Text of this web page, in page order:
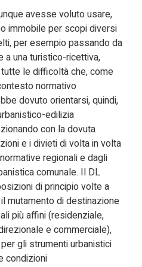
avesse voluto usare,
immobile per scopi diversi
per esempio passando da
a una turistico-ricettiva,
le difficoltà che, come
normativo
dovuto orientarsi, quindi,
edilizia
con la dovuta
e i divieti di volta in volta
regionali e dagli
comunale. Il DL
di principio volte a
mutamento di destinazione
più affini (residenziale,
e commerciale),
gli strumenti urbanistici
condizioni